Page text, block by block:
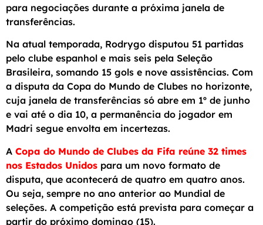
para negociações durante a próxima janela de
transferências.
Na atual temporada, Rodrygo disputou 51 partidas
pelo clube espanhol e mais seis pela Seleção
Brasileira, somando 15 gols e nove assistências. Com
a disputa da Copa do Mundo de Clubes no horizonte,
cuja janela de transferências só abre em 1º de junho
e vai até o dia 10, a permanência do jogador em
Madri segue envolta em incertezas.
A Copa do Mundo de Clubes da Fifa reúne 32 times
nos Estados Unidos para um novo formato de
disputa, que acontecerá de quatro em quatro anos.
Ou seja, sempre no ano anterior ao Mundial de
seleções. A competição está prevista para começar a
partir do próximo domingo (15).